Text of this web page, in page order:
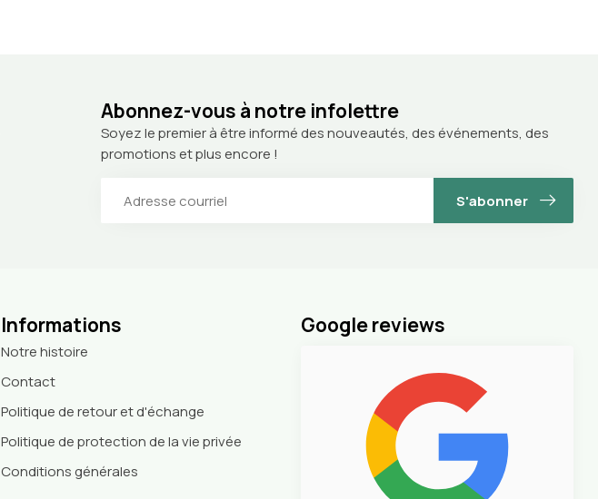
Abonnez-vous à notre infolettre
Soyez le premier à être informé des nouveautés, des événements, des
promotions et plus encore !
S'abonner
Informations
Notre histoire
Contact
Politique de retour et d'échange
Politique de protection de la vie privée
Conditions générales
Google reviews